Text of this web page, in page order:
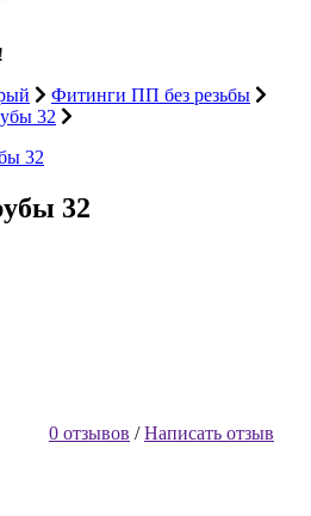
Фитинги ПП без резьбы
32
32
0 отзывов /Написать отзыв